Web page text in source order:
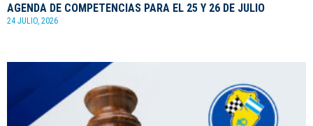
AGENDA DE COMPETENCIAS PARA EL 25 Y 26 DE JULIO
24 JULIO, 2026